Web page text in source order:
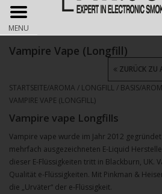
MENU
Vampire Vape (Longfill)
STARTSEITE/AROMA / LONGFILL / BASIS/
VAMPIRE VAPE (LONGFILL)
ZURÜCK ZU
Vampire vape Longfills
Vampire vape wurde im Jahr 2012
mehrfach ausgezeichneten E-Liquid
dieser E-Flüssigkeiten tritt in Blackburn, UK.
Qualität e-Flüssigkeiten. Mit Pinkman &
die „Urväter“ der e-Flüssigkeit.